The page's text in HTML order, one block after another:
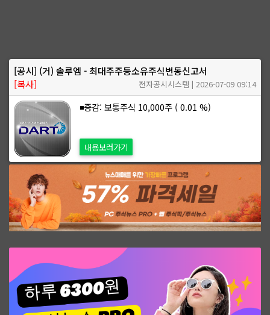
[공시] (거) 솔루엠 - 최대주주등소유주식변동신고서
[복사]
전자공시시스템 | 2026-07-09 09:14
◾증감: 보통주식 10,000주 ( 0.01 %)
내용보러가기